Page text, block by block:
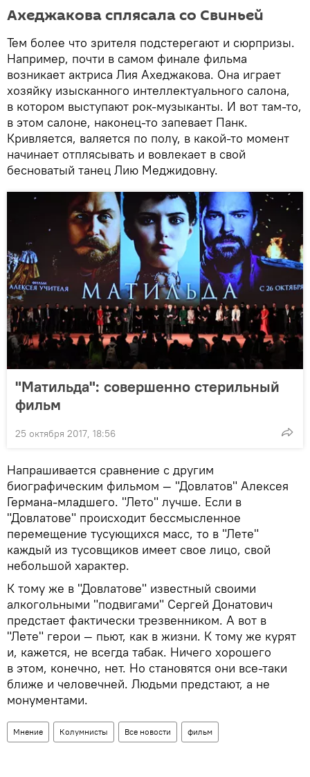
Ахеджакова сплясала со Свиньей
Тем более что зрителя подстерегают и сюрпризы.
Например, почти в самом финале фильма
возникает актриса Лия Ахеджакова. Она играет
хозяйку изысканного интеллектуального салона,
в котором выступают рок-музыканты. И вот там-то,
в этом салоне, наконец-то запевает Панк.
Кривляется, валяется по полу, в какой-то момент
начинает отплясывать и вовлекает в свой
бесноватый танец Лию Меджидовну.
"Матильда": совершенно стерильный
фильм
25 октября 2017, 18:56
Напрашивается сравнение с другим
биографическим фильмом — "Довлатов" Алексея
Германа-младшего. "Лето" лучше. Если в
"Довлатове" происходит бессмысленное
перемещение тусующихся масс, то в "Лете"
каждый из тусовщиков имеет свое лицо, свой
небольшой характер.
К тому же в "Довлатове" известный своими
алкогольными "подвигами" Сергей Донатович
предстает фактически трезвенником. А вот в
"Лете" герои — пьют, как в жизни. К тому же курят
и, кажется, не всегда табак. Ничего хорошего
в этом, конечно, нет. Но становятся они все-таки
ближе и человечней. Людьми предстают, а не
монументами.
Мнение Колумнисты Все новости фильм